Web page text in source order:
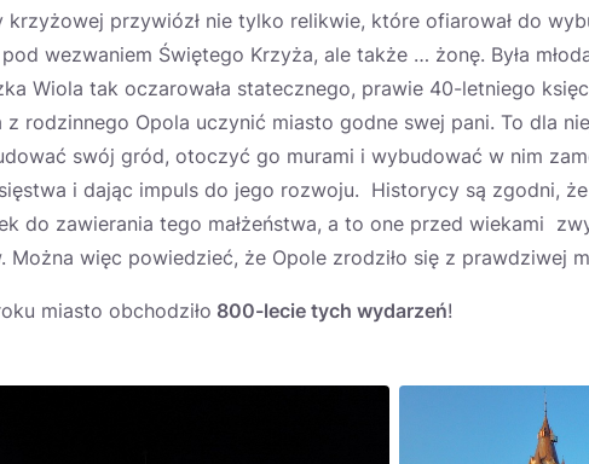
krzyżowej przywiózł nie tylko relikwie, które ofiarował do
pod wezwaniem Świętego Krzyża, ale także … żonę. Była
Wiola tak oczarowała statecznego, prawie 40-letniego
z rodzinnego Opola uczynić miasto godne swej pani. To dla
swój gród, otoczyć go murami i wybudować w nim
i dając impuls do jego rozwoju. Historycy są zgodni,
do zawierania tego małżeństwa, a to one przed wiekami
Można więc powiedzieć, że Opole zrodziło się z prawdziwej
miasto obchodziło 800-lecie tych wydarzeń!